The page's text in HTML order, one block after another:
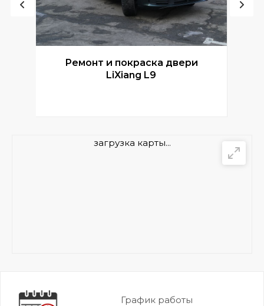
Ремонт и покраска двери
LiXiang L9
загрузка карты...
График работы